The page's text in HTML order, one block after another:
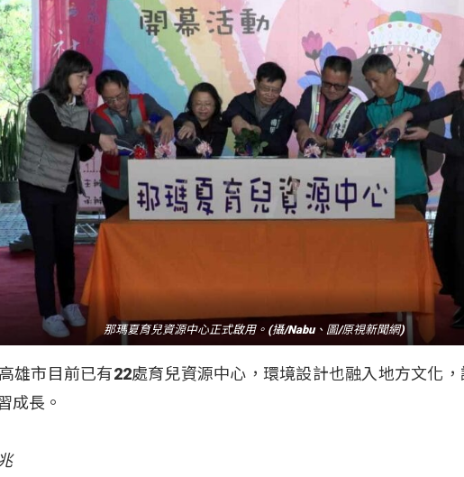
那瑪夏育兒資源中心正式啟用。(攝/Nabu、圖/原視新聞網)
雄市目前已有22處育兒資源中心，環境設計也融入地方文化
成長。